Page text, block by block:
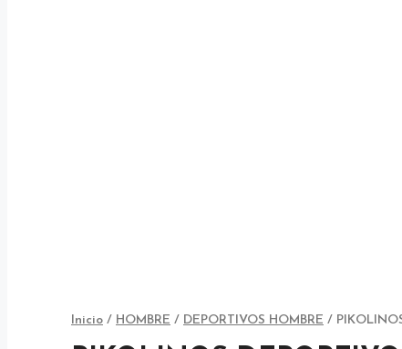
Inicio / HOMBRE / DEPORTIVOS HOMBRE /